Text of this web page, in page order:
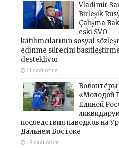
Vladimir
Birleşik
Çalışma
eski SVO
katılımcılarının sosyal
edinme sürecini
destekliyor
11 saat önce
Волонтёры
«Молодой
Единой
последствия паводков на
Дальнем Востоке
18 saat önce